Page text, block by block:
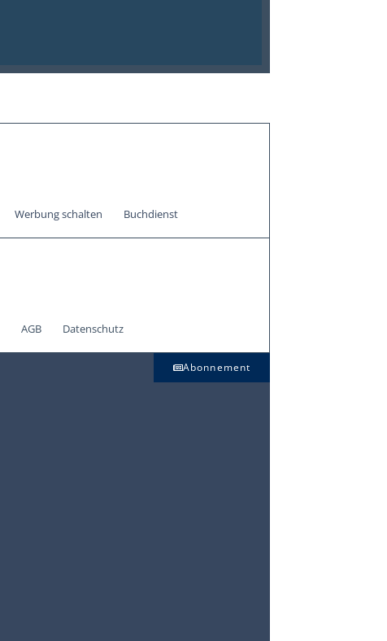
Werbung schalten Buchdienst
AGB Datenschutz
Abonnement